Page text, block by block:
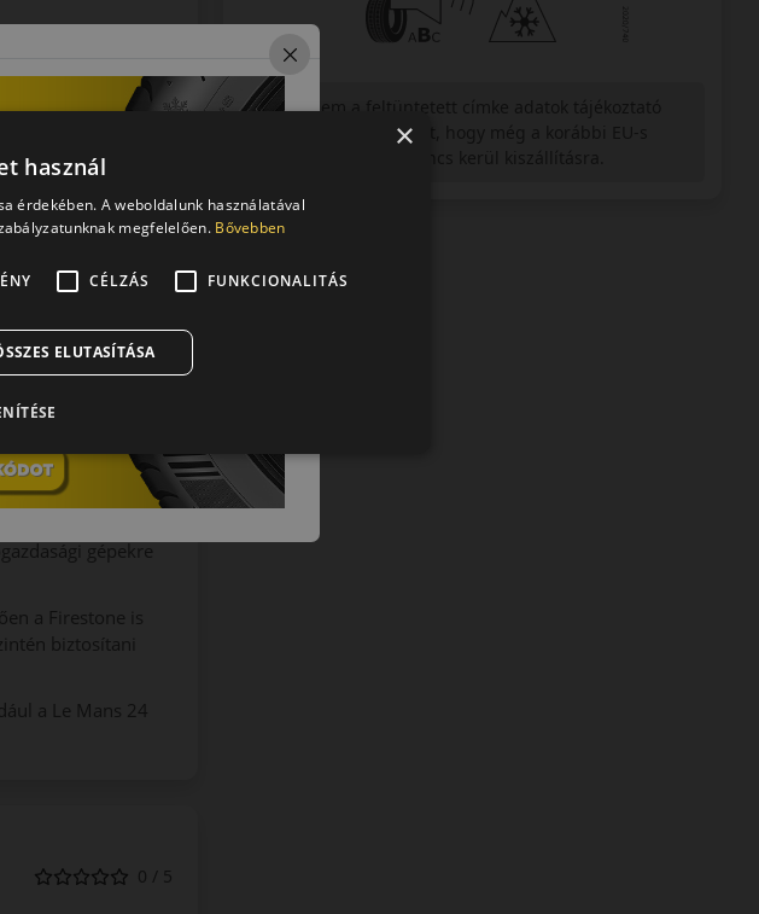
minden időjárási
teszten
jó barátja – az
és
legkiterjedtebb
meg.
két
a Firestone gyártója
Ezen
gépekre
a Firestone is
biztosítani
a Le Mans 24
0 / 5
Figyelem a feltüntetett címke adatok tájékoztató
jellegűek. Előfordulhat, hogy még a korábbi EU-s
×
használ
érdekében. A weboldalunk használatával
megfelelően. Bővebben
CÉLZÁS FUNKCIONALITÁS
ELUTASÍTÁSA